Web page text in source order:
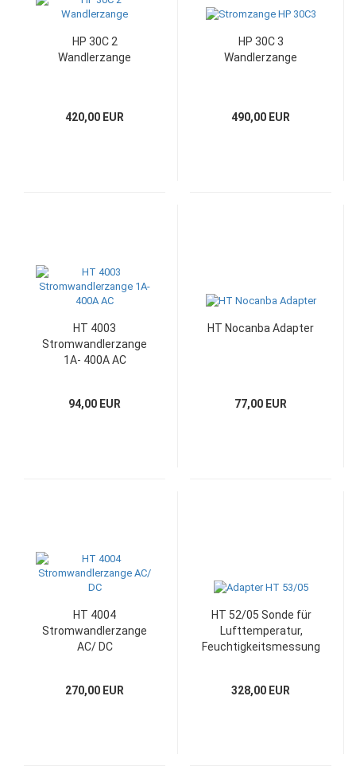
HP 30C 2
Wandlerzange
420,00 EUR
HP 30C 3
Wandlerzange
490,00 EUR
HT 4003
Stromwandlerzange
1A- 400A AC
94,00 EUR
HT Nocanba Adapter
77,00 EUR
HT 4004
Stromwandlerzange
AC/ DC
270,00 EUR
HT 52/05 Sonde für
Lufttemperatur,
Feuchtigkeitsmessung
328,00 EUR